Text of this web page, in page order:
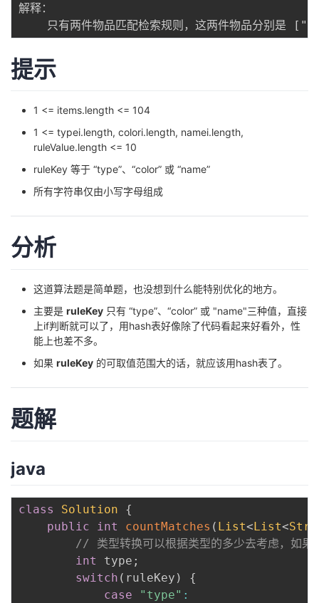
术
云
解释：
提示
1 <= items.length <= 104
1 <= typei.length, colori.length, namei.length,
ruleValue.length <= 10
ruleKey 等于 “type”、“color” 或 “name”
所有字符串仅由小写字母组成
分析
这道算法题是简单题，也没想到什么能特别优化的地方。
主要是 ruleKey 只有 “type”、“color” 或 "name"三种值，直接
上if判断就可以了，用hash表好像除了代码看起来好看外，性
能上也差不多。
如果 ruleKey 的可取值范围大的话，就应该用hash表了。
题解
java
class Solution
{
public
int countMatches ( List<List<
// 类型转换可以根据类型的多少去考虑，如果
int
type ;
switch ( ruleKey )
{
case
"type" :